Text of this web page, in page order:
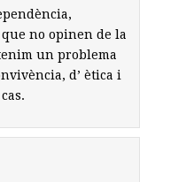
no opinen de la
un problema
d’ ètica i